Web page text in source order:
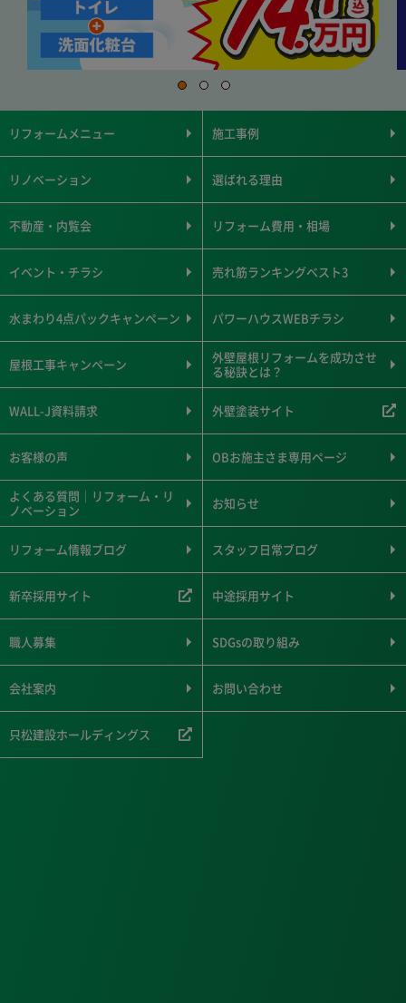
リフォームメニュー 施工事例
リノベーション 選ばれる理由
不動産・内覧会 リフォーム費用・相場
イベント・チラシ 売れ筋ランキングベスト3
水まわり4点パックキャンペーン パワーハウスWEBチラシ
屋根工事キャンペーン
外壁屋根リフォームを成功させ
る秘訣とは？
WALL-J資料請求 外壁塗装サイト
お客様の声 OBお施主さま専用ページ
よくある質問｜リフォーム・リ
ノベーション
お知らせ
リフォーム情報ブログ スタッフ日常ブログ
新卒採用サイト 中途採用サイト
職人募集 SDGsの取り組み
会社案内 お問い合わせ
只松建設ホールディングス